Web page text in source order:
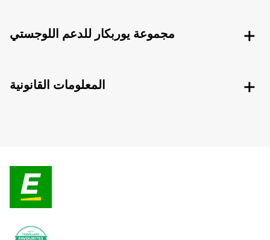
مجموعة يوربكار للدعم اللوجستي
المعلومات القانونية